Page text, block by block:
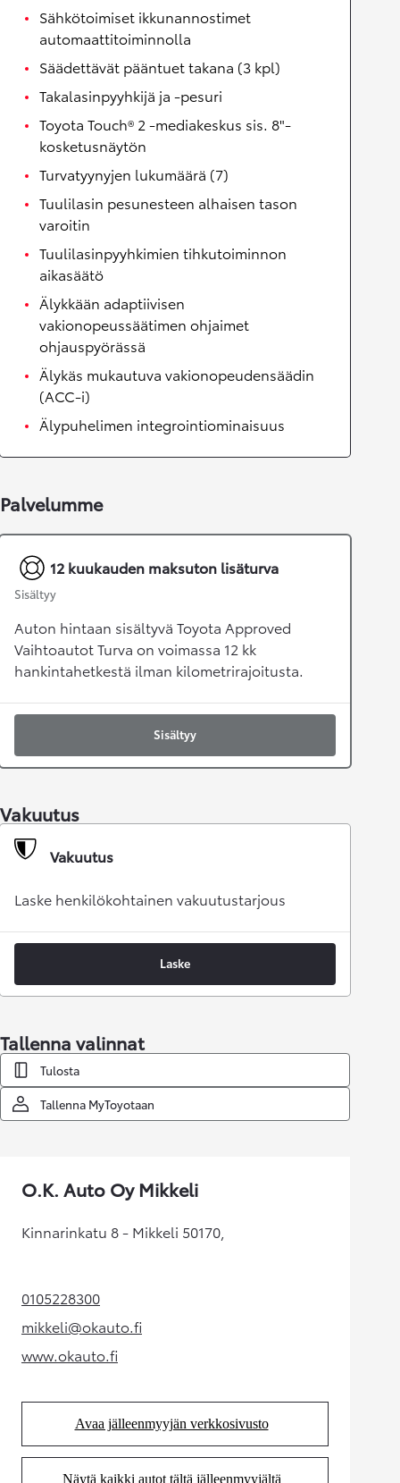
Sähkötoimiset ikkunannostimet
automaattitoiminnolla
Säädettävät pääntuet takana (3 kpl)
Takalasinpyyhkijä ja -pesuri
Toyota Touch® 2 -mediakeskus sis. 8"-
kosketusnäytön
Turvatyynyjen lukumäärä (7)
Tuulilasin pesunesteen alhaisen tason
varoitin
Tuulilasinpyyhkimien tihkutoiminnon
aikasäätö
Älykkään adaptiivisen
vakionopeussäätimen ohjaimet
ohjauspyörässä
Älykäs mukautuva vakionopeudensäädin
(ACC-i)
Älypuhelimen integrointiominaisuus
Palvelumme
12 kuukauden maksuton lisäturva
Sisältyy
Auton hintaan sisältyvä Toyota Approved
Vaihtoautot Turva on voimassa 12 kk
hankintahetkestä ilman kilometrirajoitusta.
Sisältyy
Vakuutus
Vakuutus
Laske henkilökohtainen vakuutustarjous
Laske
Tallenna valinnat
Tulosta
Tallenna MyToyotaan
O.K. Auto Oy Mikkeli
Kinnarinkatu 8 - Mikkeli 50170,
0105228300(Aukeaa uudessa välilehdessä)
mikkeli@okauto.fi(Aukeaa uudessa välilehdessä)
www.okauto.fi(Aukeaa uudessa välilehdessä)
Avaa jälleenmyyjän verkkosivusto
(Aukeaa uudessa välilehdessä)
Näytä kaikki autot tältä jälleenmyyjältä